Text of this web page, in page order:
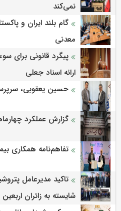
نمی‌کند
گام بلند ایران و
معدنی
پیگرد قانونی برای
ارائه اسناد جعلی
حسین یعقوبی،
گزارش عملکرد
تفاهم‌نامه همکاری
تاکید مدیرعامل
شایسته به زائران